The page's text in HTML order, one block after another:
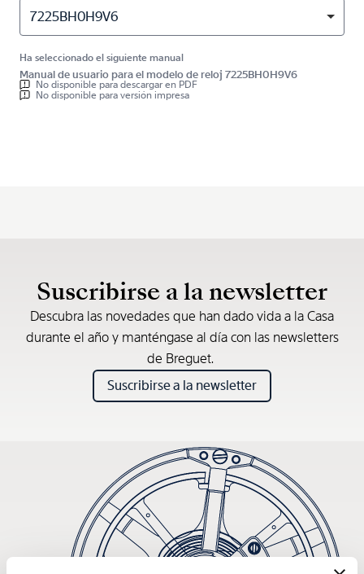
7225BH0H9V6
Ha seleccionado el siguiente manual
Manual de usuario para el modelo de reloj 7225BH0H9V6
No disponible para descargar en PDF
No disponible para versión impresa
Suscribirse a la newsletter
Descubra las novedades que han dado vida a la Casa
durante el año y manténgase al día con las newsletters
de Breguet.
Suscribirse a la newsletter